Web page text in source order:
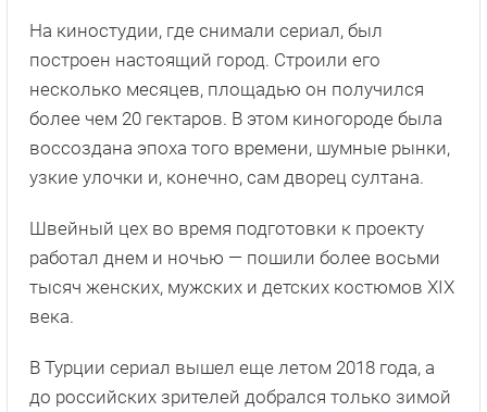
На киностудии, где снимали сериал, был
построен настоящий город. Строили его
несколько месяцев, площадью он получился
более чем 20 гектаров. В этом киногороде была
воссоздана эпоха того времени, шумные рынки,
узкие улочки и, конечно, сам дворец султана.
Швейный цех во время подготовки к проекту
работал днем и ночью — пошили более восьми
тысяч женских, мужских и детских костюмов XIX
века.
В Турции сериал вышел еще летом 2018 года, а
до российских зрителей добрался только зимой